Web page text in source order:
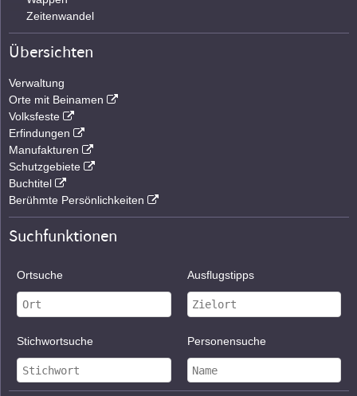
Zeitenwandel
Übersichten
Verwaltung
Orte mit Beinamen
Volksfeste
Erfindungen
Manufakturen
Schutzgebiete
Buchtitel
Berühmte Persönlichkeiten
Suchfunktionen
Ortsuche Ausflugstipps
Stichwortsuche Personensuche